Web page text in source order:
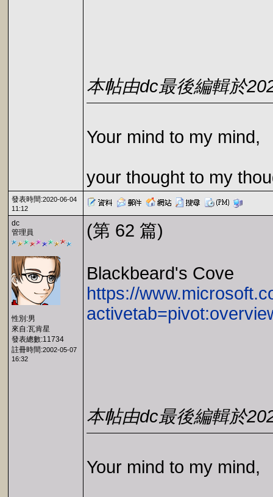
本帖由dc最後編輯於
Your mind to my mind,
your thought to my
發表時間:2020-06-04
11:12
dc
管理員
性別:男
來自:瓦肯星
發表總數:11734
註冊時間:2002-05-07
16:32
(第 62 篇)
Blackbeard's Cove
https://
本帖由dc最後編輯於
Your mind to my mind,